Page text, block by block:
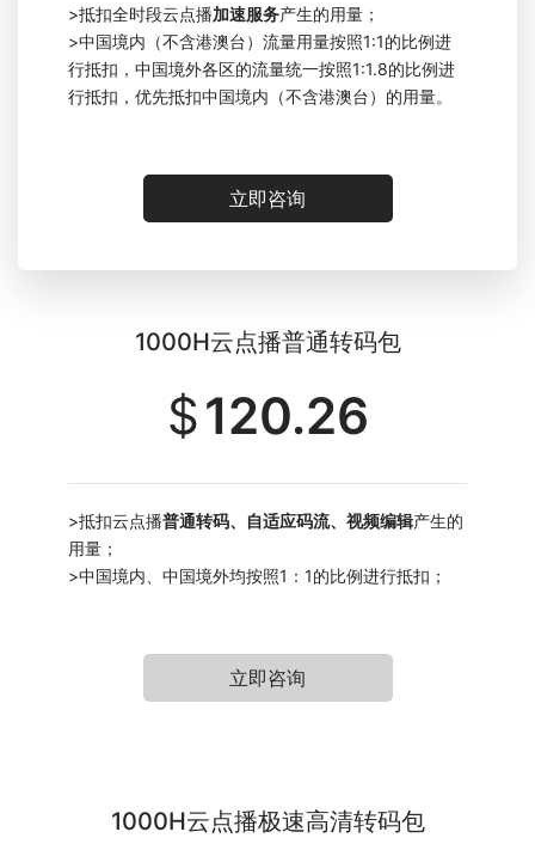
>抵扣全时段云点播加速服务产生的用量；
>中国境内（不含港澳台）流量用量按照1:1的比例进
行抵扣，中国境外各区的流量统一按照1:1.8的比例进
行抵扣，优先抵扣中国境内（不含港澳台）的用量。
立即咨询
1000H云点播普通转码包
$120.26
>抵扣云点播普通转码、自适应码流、视频编辑产生的
用量；
>中国境内、中国境外均按照1：1的比例进行抵扣 ；
立即咨询
1000H云点播极速高清转码包